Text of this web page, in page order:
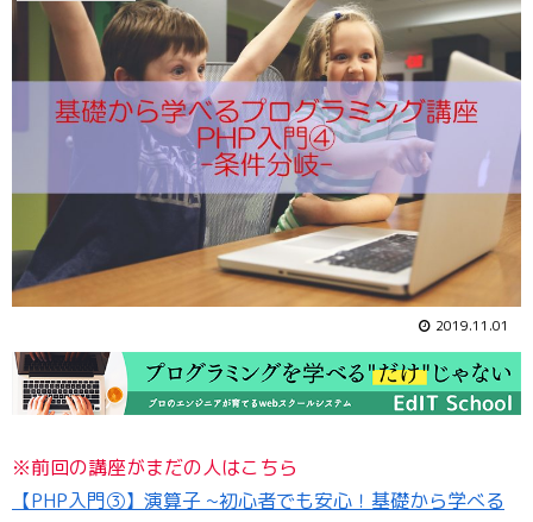
2019.11.01
※前回の講座がまだの人はこちら
【PHP入門③】演算子 ~初心者でも安心！基礎から学べる